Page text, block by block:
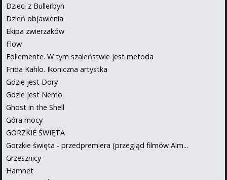
Dzieci z Bullerbyn
Dzień objawienia
Ekipa zwierzaków
Flow
Follemente. W tym szaleństwie jest metoda
Frida Kahlo. Ikoniczna artystka
Gdzie jest Dory
Gdzie jest Nemo
Ghost in the Shell
Góra mocy
GORZKIE ŚWIĘTA
Gorzkie święta - przedpremiera (przegląd filmów Alm...
Grzesznicy
Hamnet